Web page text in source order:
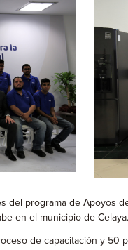
del programa de Apoyos
en el municipio de Celaya.
de capacitación y